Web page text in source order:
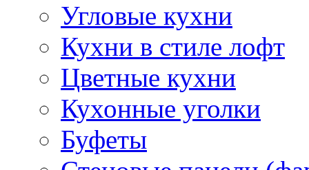
Угловые кухни
Кухни в стиле лофт
Цветные кухни
Кухонные уголки
Буфеты